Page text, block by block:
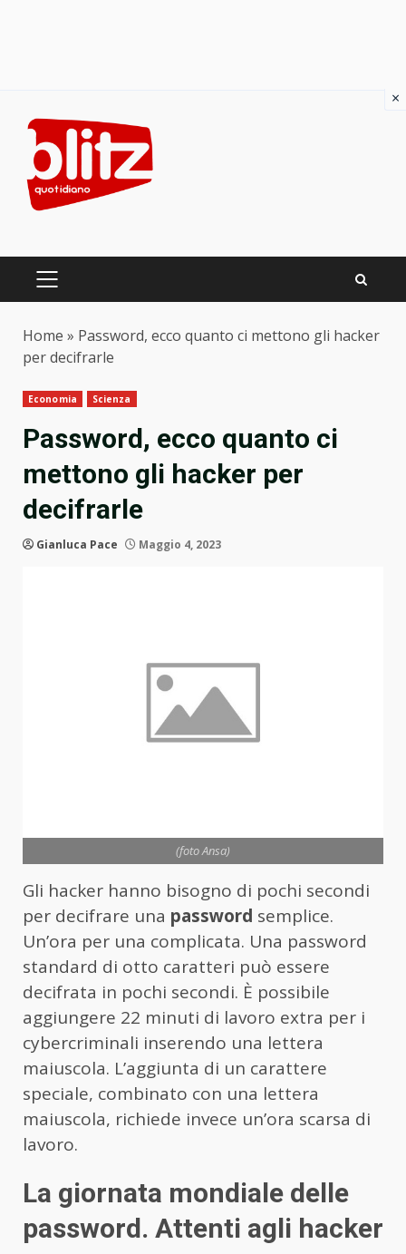
content
PRIMARY
Home » Password, ecco quanto ci mettono gli hacker
per decifrarle
Economia Scienza
Password, ecco quanto ci
mettono gli hacker per
decifrarle
Gianluca Pace Maggio 4, 2023
(foto Ansa)
Gli hacker hanno bisogno di pochi secondi
per decifrare una password semplice.
Un’ora per una complicata. Una password
standard di otto caratteri può essere
decifrata in pochi secondi. È possibile
aggiungere 22 minuti di lavoro extra per i
cybercriminali inserendo una lettera
maiuscola. L’aggiunta di un carattere
speciale, combinato con una lettera
maiuscola, richiede invece un’ora scarsa di
lavoro.
La giornata mondiale delle
password. Attenti agli hacker
×